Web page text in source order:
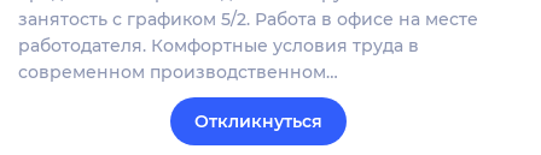
занятость с графиком 5/2. Работа в офисе на месте
работодателя. Комфортные условия труда в
современном производственном…
Откликнуться